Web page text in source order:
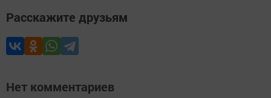
Расскажите друзьям
Нет комментариев